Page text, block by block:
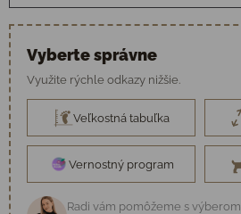
Vyberte správne
Využite rýchle odkazy nižšie.
Veľkostná tabuľka
Vernostný program
Radi vám pomôžeme s výberom